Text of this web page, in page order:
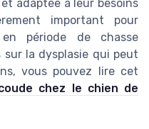
adaptée à leur besoins
important pour
période de chasse
sur la dysplasie qui peut
vous pouvez lire cet
chez le chien de